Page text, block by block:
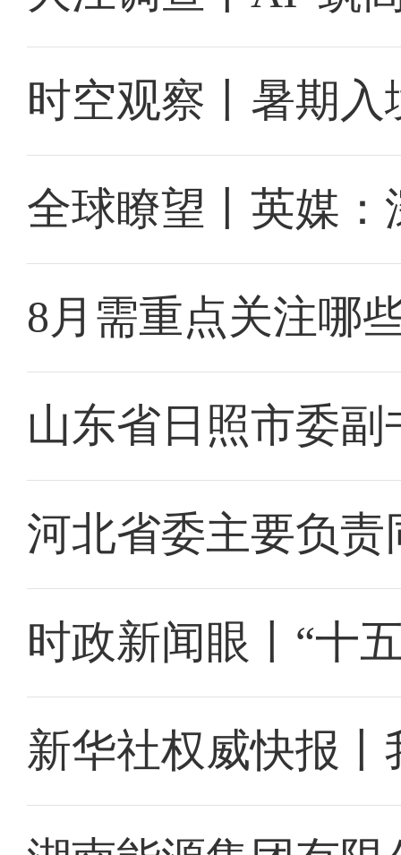
时空观察丨暑期入
全球瞭望丨英媒
8月需重点关注哪
山东省日照市委
河北省委主要负
时政新闻眼丨“十
新华社权威快报